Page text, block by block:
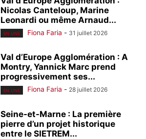
Nicolas Canteloup, Marine
Leonardi ou même Arnaud...
EN UNE Fiona Faria - 31 juillet 2026
Val d’Europe Agglomération : A
Montry, Yannick Marc prend
progressivement ses...
EN UNE Fiona Faria - 28 juillet 2026
Seine-et-Marne : La première
pierre d’un projet historique
entre le SIETREM...